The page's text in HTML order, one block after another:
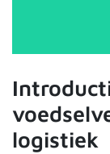
logistiek